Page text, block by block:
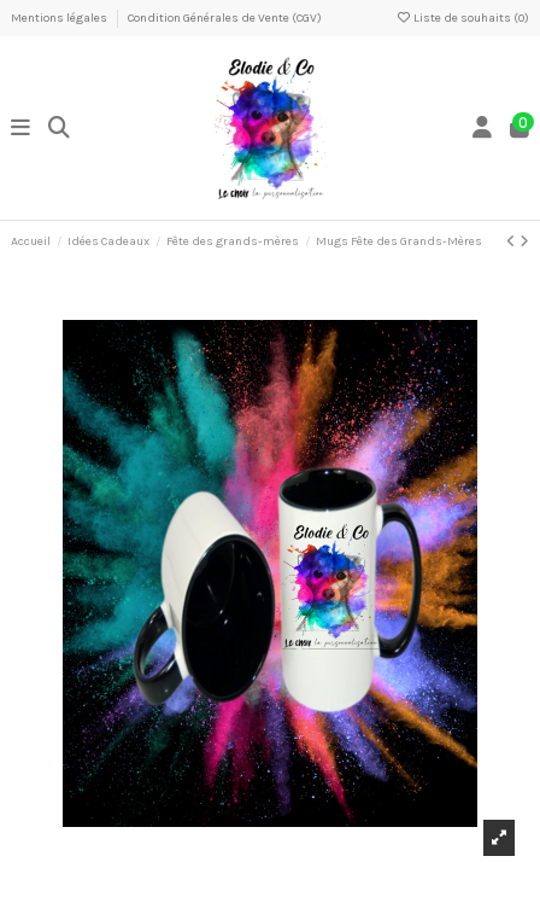
Mentions légales Condition Générales de Vente (CGV) Liste de souhaits (0)
0
Accueil Idées Cadeaux Fête des grands-mères Mugs Fête des Grands-Mères